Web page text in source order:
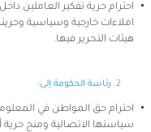
احترام حرية تفكير العاملين
املاءات خارجية وسياسية
هيئات التحرير فيها.
رئاسة الحكومة إلى:
احترام حق المواطن في
سياستها الاتصالية ومنح حرية